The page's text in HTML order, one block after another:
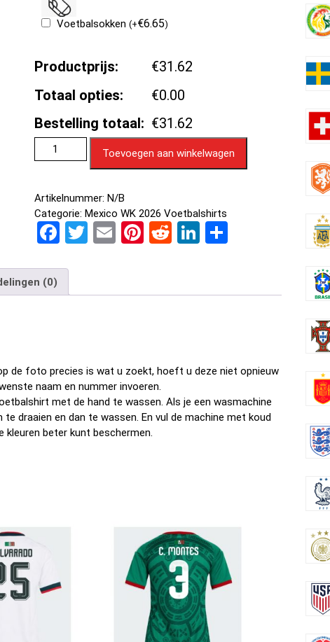
Voetbalsokken (+€6.65)
Productprijs:
€31.62
Totaal opties:
€0.00
Bestelling totaal: €31.62
Toevoegen aan winkelwagen
Artikelnummer: N/B
Categorie: Mexico WK 2026 Voetbalshirts
F
ce
b
k
T
er
E Pi
es
R
di
Li
dI
D
n
(0)
de foto precies is wat u zoekt, hoeft u deze niet opnieuw
naam en nummer invoeren.
met de hand te wassen. Als je een wasmachine
draaien en dan te wassen. En vul de machine met koud
kleuren beter kunt beschermen.